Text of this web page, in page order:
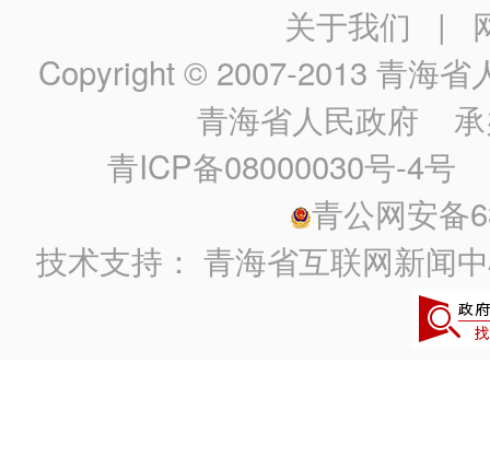
关于我们 |
Copyright © 2007-2013 青海省
青海省人民政府 承
青ICP备08000030号-4号
青公网安备
技术支持：青海省互联网新闻